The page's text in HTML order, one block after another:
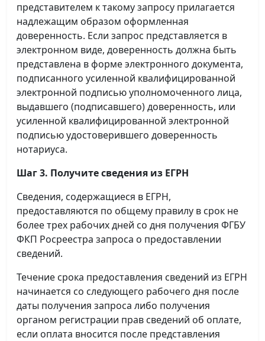
представителем к такому запросу прилагается
надлежащим образом оформленная
доверенность. Если запрос представляется в
электронном виде, доверенность должна быть
представлена в форме электронного документа,
подписанного усиленной квалифицированной
электронной подписью уполномоченного лица,
выдавшего (подписавшего) доверенность, или
усиленной квалифицированной электронной
подписью удостоверившего доверенность
нотариуса.
Шаг 3. Получите сведения из ЕГРН
Сведения, содержащиеся в ЕГРН,
предоставляются по общему правилу в срок не
более трех рабочих дней со дня получения ФГБУ
ФКП Росреестра запроса о предоставлении
сведений.
Течение срока предоставления сведений из ЕГРН
начинается со следующего рабочего дня после
даты получения запроса либо получения
органом регистрации прав сведений об оплате,
если оплата вносится после представления